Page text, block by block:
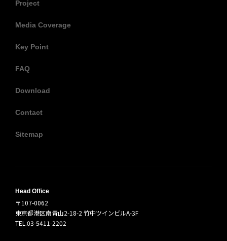
Project
Media Coverage
Key Point
FAQ
Download
Contact
Sitemap
Head Office
〒107-0062
東京都港区南青山2-18-2 竹中ツインビルA-3F
TEL.03-5411-2202